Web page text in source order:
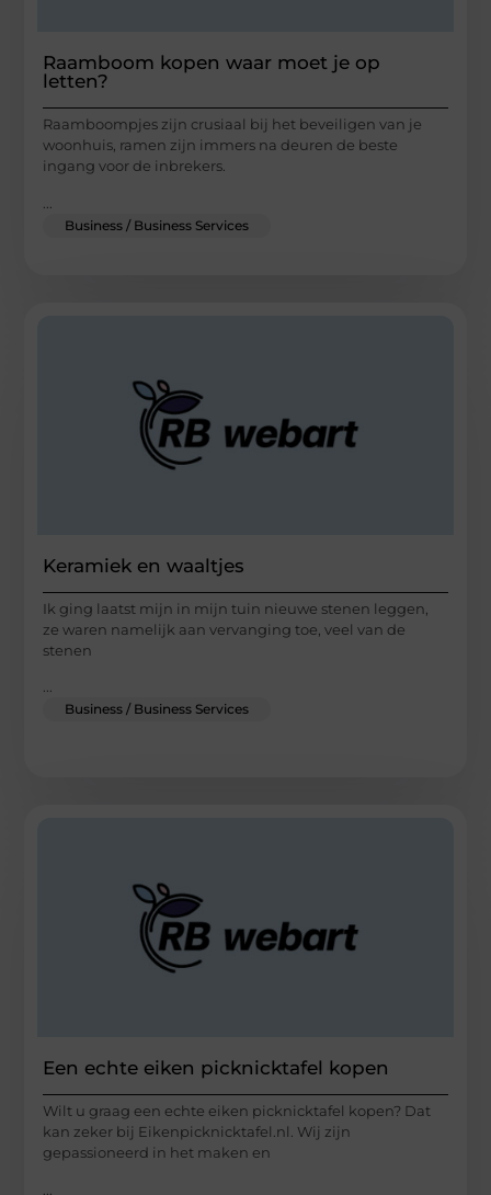
Raamboom kopen waar moet je op
letten?
Raamboompjes zijn crusiaal bij het beveiligen van je
woonhuis, ramen zijn immers na deuren de beste
ingang voor de inbrekers.
Business / Business Services
Keramiek en waaltjes
Ik ging laatst mijn in mijn tuin nieuwe stenen leggen,
ze waren namelijk aan vervanging toe, veel van de
stenen
...
Business / Business Services
Een echte eiken picknicktafel kopen
Wilt u graag een echte eiken picknicktafel kopen? Dat
kan zeker bij Eikenpicknicktafel.nl. Wij zijn
gepassioneerd in het maken en